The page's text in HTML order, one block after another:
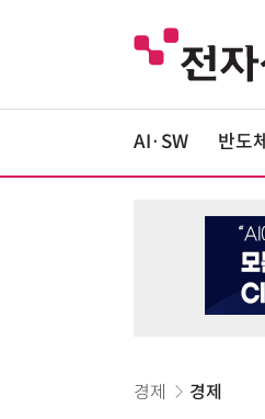
AI·SW 반도체
경제 경제